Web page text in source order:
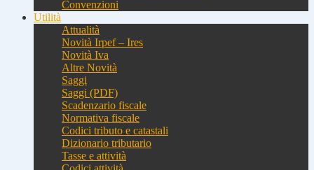
Convenzioni
Utilità
Attualità
Novità Irpef – Ires
Novità Iva
Altre Novità
Saggi
Saggi (PDF)
Scadenzario fiscale
Normativa fiscale
Codici tributo e catastali
Dizionario tributario
Tasse e attività